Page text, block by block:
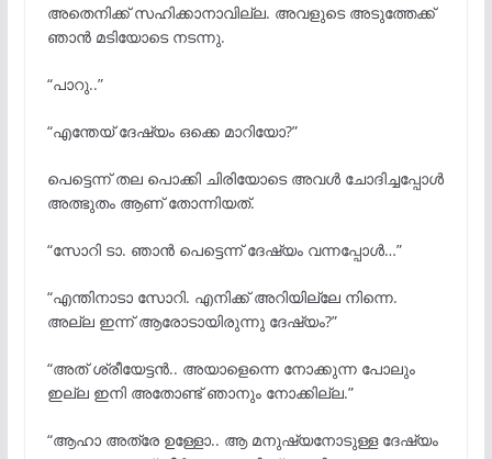
അതെനിക്ക് സഹിക്കാനാവില്ല. അവളുടെ അടുത്തേക്ക്
ഞാൻ മടിയോടെ നടന്നു.
“പാറു..”
“എന്തേയ് ദേഷ്യം ഒക്കെ മാറിയോ?”
പെട്ടെന്ന് തല പൊക്കി ചിരിയോടെ അവൾ ചോദിച്ചപ്പോൾ
അത്ഭുതം ആണ് തോന്നിയത്.
“സോറി ടാ. ഞാൻ പെട്ടെന്ന് ദേഷ്യം വന്നപ്പോൾ…”
“എന്തിനാടാ സോറി. എനിക്ക് അറിയില്ലേ നിന്നെ.
അല്ല ഇന്ന് ആരോടായിരുന്നു ദേഷ്യം?”
“അത് ശ്രീയേട്ടൻ.. അയാളെന്നെ നോക്കുന്ന പോലും
ഇല്ല ഇനി അതോണ്ട് ഞാനും നോക്കില്ല.”
“ആഹാ അത്രേ ഉള്ളോ.. ആ മനുഷ്യനോടുള്ള ദേഷ്യം